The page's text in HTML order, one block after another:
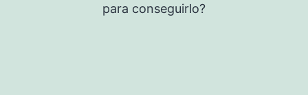
para conseguirlo?